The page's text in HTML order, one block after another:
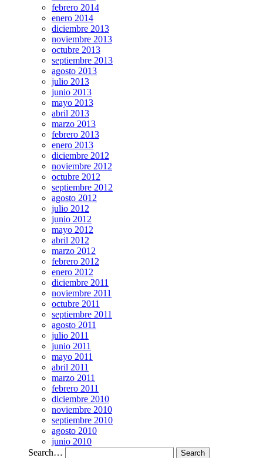
febrero 2014
enero 2014
diciembre 2013
noviembre 2013
octubre 2013
septiembre 2013
agosto 2013
julio 2013
junio 2013
mayo 2013
abril 2013
marzo 2013
febrero 2013
enero 2013
diciembre 2012
noviembre 2012
octubre 2012
septiembre 2012
agosto 2012
julio 2012
junio 2012
mayo 2012
abril 2012
marzo 2012
febrero 2012
enero 2012
diciembre 2011
noviembre 2011
octubre 2011
septiembre 2011
agosto 2011
julio 2011
junio 2011
mayo 2011
abril 2011
marzo 2011
febrero 2011
diciembre 2010
noviembre 2010
septiembre 2010
agosto 2010
junio 2010
Search…